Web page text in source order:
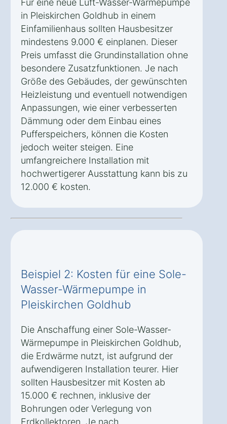
in Pleiskirchen Goldhub in einem
Einfamilienhaus sollten Hausbesitzer
mindestens 9.000 € einplanen. Dieser
Preis umfasst die Grundinstallation ohne
besondere Zusatzfunktionen. Je nach
Größe des Gebäudes, der gewünschten
Heizleistung und eventuell notwendigen
Anpassungen, wie einer verbesserten
Dämmung oder dem Einbau eines
Pufferspeichers, können die Kosten
jedoch weiter steigen. Eine
umfangreichere Installation mit
hochwertigerer Ausstattung kann bis zu
12.000 € kosten.
Beispiel 2: Kosten für eine Sole-
Wasser-Wärmepumpe in
Pleiskirchen Goldhub
Die Anschaffung einer Sole-Wasser-
Wärmepumpe in Pleiskirchen Goldhub,
die Erdwärme nutzt, ist aufgrund der
aufwendigeren Installation teurer. Hier
sollten Hausbesitzer mit Kosten ab
15.000 € rechnen, inklusive der
Bohrungen oder Verlegung von
Erdkollektoren. Je nach